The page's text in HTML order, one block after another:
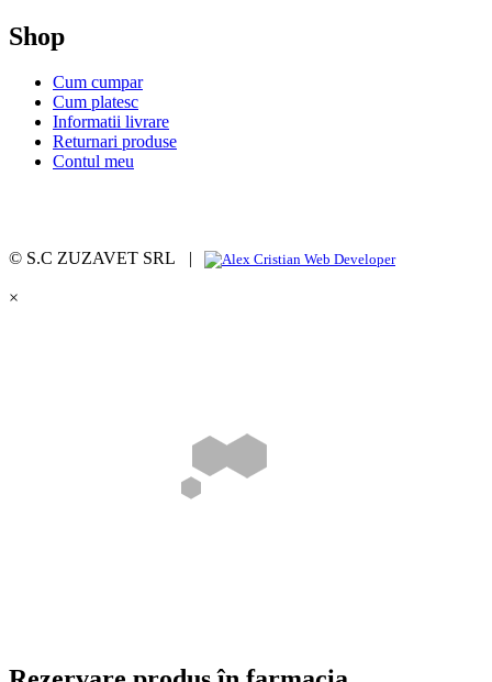
Shop
Cum cumpar
Cum platesc
Informatii livrare
Returnari produse
Contul meu
© S.C ZUZAVET SRL |
×